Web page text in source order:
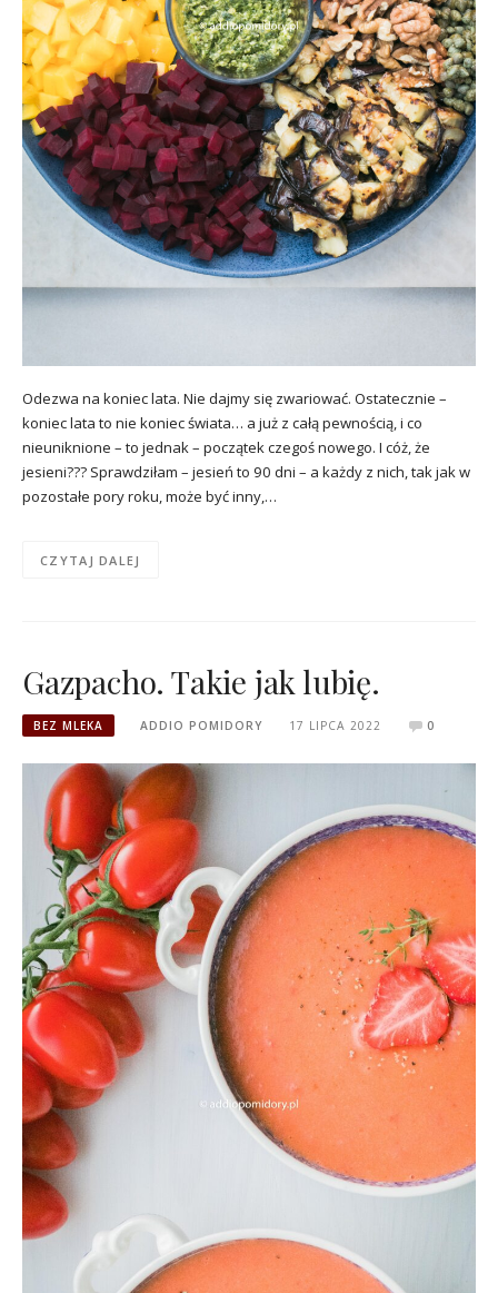
Odezwa na koniec lata. Nie dajmy się zwariować. Ostatecznie –
koniec lata to nie koniec świata… a już z całą pewnością, i co
nieuniknione – to jednak – początek czegoś nowego. I cóż, że
jesieni??? Sprawdziłam – jesień to 90 dni – a każdy z nich, tak jak w
pozostałe pory roku, może być inny,…
CZYTAJ DALEJ
Gazpacho. Takie jak lubię.
BEZ MLEKA ADDIO POMIDORY 17 LIPCA 2022 0